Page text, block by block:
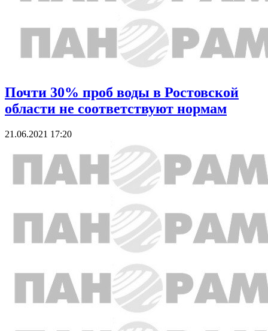
Почти 30% проб воды в Ростовской
области не соответствуют нормам
21.06.2021 17:20